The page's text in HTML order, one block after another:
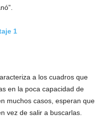
a los cuadros que
en la poca capacidad de
muchos casos, esperan que
vez de salir a buscarlas.